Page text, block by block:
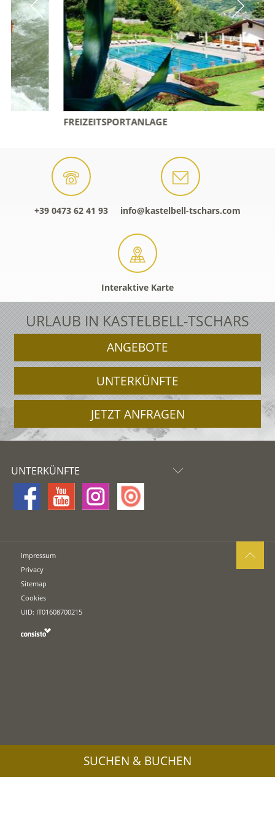
FREIZEITSPORTANLAGE
+39 0473 62 41 93 info@kastelbell-tschars.com
Interaktive Karte
URLAUB IN KASTELBELL-TSCHARS
ANGEBOTE
UNTERKÜNFTE
JETZT ANFRAGEN
UNTERKÜNFTE
Impressum
Privacy
Sitemap
Cookies
UID: IT01608700215
SUCHEN & BUCHEN